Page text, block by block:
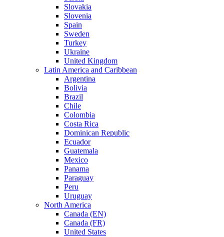
Slovakia
Slovenia
Spain
Sweden
Turkey
Ukraine
United Kingdom
Latin America and Caribbean
Argentina
Bolivia
Brazil
Chile
Colombia
Costa Rica
Dominican Republic
Ecuador
Guatemala
Mexico
Panama
Paraguay
Peru
Uruguay
North America
Canada (EN)
Canada (FR)
United States